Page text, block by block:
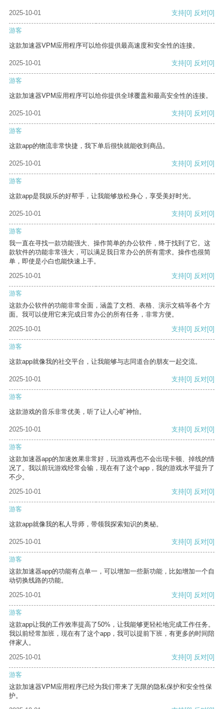
2025-10-01 支持[0] 反对[0]
游客
这款加速器VPM应用程序可以给你提供最高速度和安全性的连接。
2025-10-01 支持[0] 反对[0]
游客
这款加速器VPM应用程序可以给你提供全球覆盖和最高安全性的连接。
2025-10-01 支持[0] 反对[0]
游客
这款app的物流非常快捷，我下单后很快就能收到商品。
2025-10-01 支持[0] 反对[0]
游客
这款app是我娱乐的好帮手，让我能够放松身心，享受美好时光。
2025-10-01 支持[0] 反对[0]
游客
我一直在寻找一款功能强大、操作简单的办公软件，终于找到了它。这
款软件的功能非常强大，可以满足我日常办公的所有需求。操作也很简
单，即使是小白也能快速上手。
2025-10-01
支持[0] 反对[0]
游客
这款办公软件的功能非常全面，涵盖了文档、表格、演示文稿等各个方
面。我可以使用它来完成日常办公的所有任务，非常方便。
2025-10-01
支持[0] 反对[0]
游客
这款app就像我的社交平台，让我能够与志同道合的朋友一起交流。
2025-10-01 支持[0] 反对[0]
游客
这款游戏的音乐非常优美，听了让人心旷神怡。
2025-10-01 支持[0] 反对[0]
游客
这款加速器app的加速效果非常好，玩游戏再也不会出现卡顿、掉线的情
况了。我以前玩游戏经常会输，现在有了这个app，我的游戏水平提升了
不少。
2025-10-01
支持[0] 反对[0]
游客
这款app就像我的私人导师，带领我探索知识的奥秘。
2025-10-01 支持[0] 反对[0]
游客
这款加速器app的功能有点单一，可以增加一些新功能，比如增加一个自
动切换线路的功能。
2025-10-01
支持[0] 反对[0]
游客
这款app让我的工作效率提高了50%，让我能够更轻松地完成工作任务。
我以前经常加班，现在有了这个app，我可以提前下班，有更多的时间陪
伴家人。
2025-10-01
支持[0] 反对[0]
游客
这款加速器VPM应用程序已经为我们带来了无限的隐私保护和安全性保
护。